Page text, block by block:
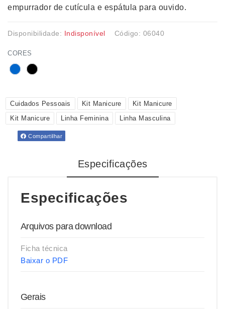
empurrador de cutícula e espátula para ouvido.
Disponibilidade: Indisponível Código: 06040
CORES
Cuidados Pessoais Kit Manicure
Kit Manicure
Kit Manicure
Linha Feminina Linha Masculina
Compartilhar
Especificações
Especificações
Arquivos para download
Ficha técnica
Baixar o PDF
Gerais